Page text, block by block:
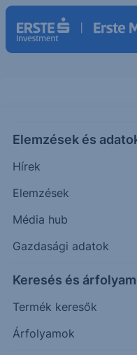
Elemzések és
Hírek
Elemzések
Média hub
Gazdasági adatok
Keresés és
Termék keresők
Árfolyamok
DBAN
DEUTSCHE
21.25
Időpont: 26.08.07. 17:34
Előző záró:
21.40
Árfolyamértesítő
További információk